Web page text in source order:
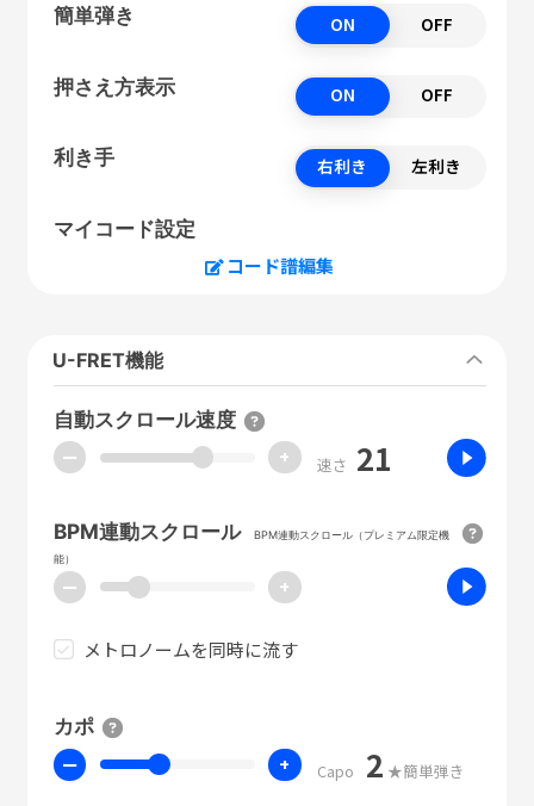
簡単弾き ON OFF
押さえ方表示 ON OFF
利き手 右利き 左利き
マイコード設定
コード譜編集
U-FRET機能
自動スクロール速度
ー + 速さ 21
BPM連動スクロール
BPM連動スクロール（プレミアム限定機
能）
ー +
メトロノームを同時に流す
カポ
ー + Capo 2 ★簡単弾き